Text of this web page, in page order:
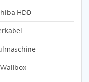
HDD